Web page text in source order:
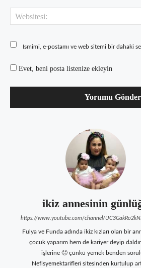
Ismimi, e-postamı ve web sitemi bir dahaki
Evet, beni posta listenize ekleyin
ikiz annesinin
https://www.youtube.com/channel/
Fulya ve Funda adında ikiz kızları olan bir
çocuk yaparım hem de kariyer deyip
işlerine 🙂 çünkü yemek benden
Nefisyemektarifleri sitesinden kurtulup